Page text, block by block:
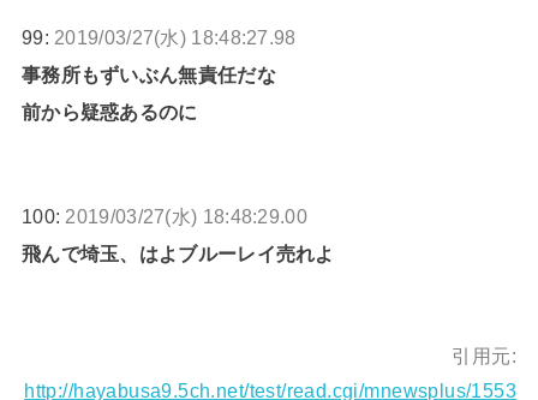
99: 2019/03/27(水) 18:48:27.98
事務所もずいぶん無責任だな
前から疑惑あるのに
100: 2019/03/27(水) 18:48:29.00
飛んで埼玉、はよブルーレイ売れよ
引用元:
http://hayabusa9.5ch.net/test/read.cgi/mnewsplus/1553